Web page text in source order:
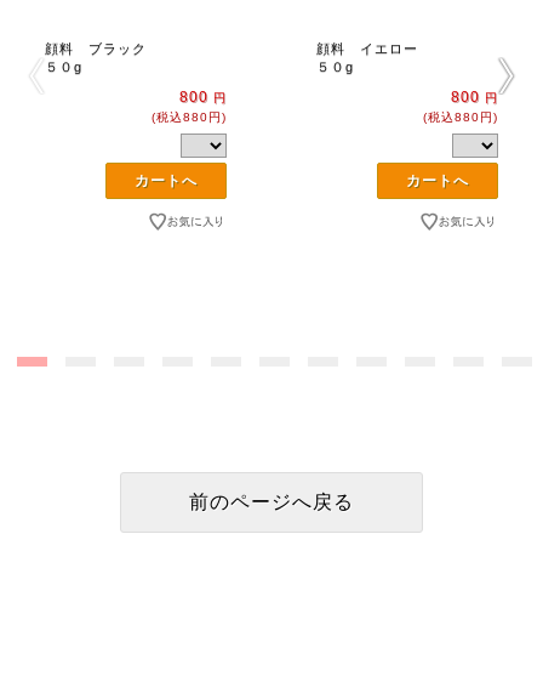
顔料 ブラック
５０g
800 円
(税込880円)
顔料 イエロー
５０g
800 円
(税込880円)